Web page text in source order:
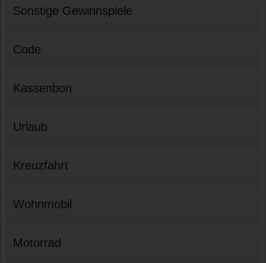
Sonstige Gewinnspiele
Code
Kassenbon
Urlaub
Kreuzfahrt
Wohnmobil
Motorrad